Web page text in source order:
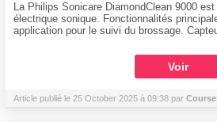
La Philips Sonicare DiamondClean 9000
électrique sonique. Fonctionnalités
application pour le suivi du brossage.
Voir
Article publié le 25 October 2025 à 09:38 par